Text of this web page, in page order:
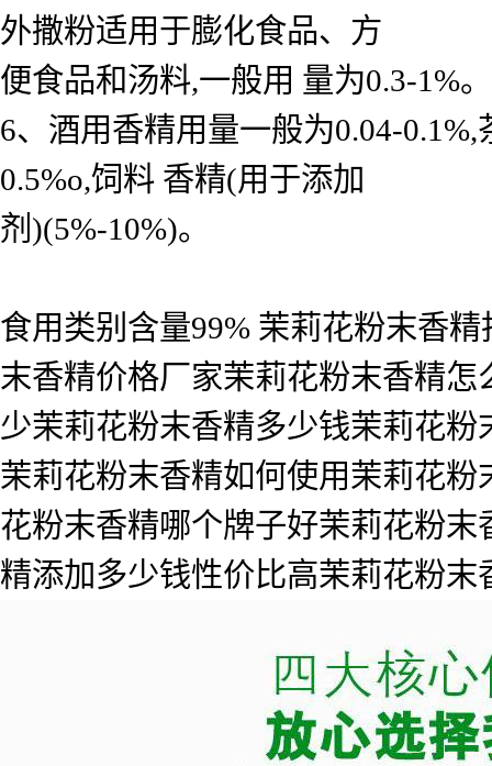
外撒粉适用于膨化食品、方
便食品和汤料,一般用 量为0.3-1%。
6、酒用香精用量一般为0.04-
0.5%o,饲料 香精(用于添加
剂)(5%-10%)。
食用类别含量99% 茉莉花粉末香
末香精价格厂家茉莉花粉末香精
少茉莉花粉末香精多少钱茉莉花
茉莉花粉末香精如何使用茉莉花
花粉末香精哪个牌子好茉莉花粉
精添加多少钱性价比高茉莉花粉